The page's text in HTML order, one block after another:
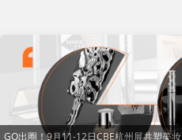
GO出圈！9月11-12日CBE杭州展共塑美妆